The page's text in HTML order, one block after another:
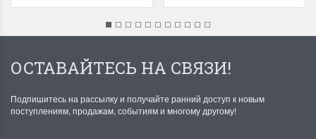
ОСТАВАЙТЕСЬ НА СВЯЗИ!
Подпишитесь на рассылку и получайте ранний доступ к новым
поступлениям, продажам, событиям и многому другому!